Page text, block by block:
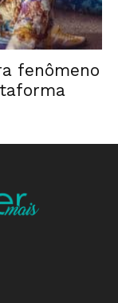
fenômeno